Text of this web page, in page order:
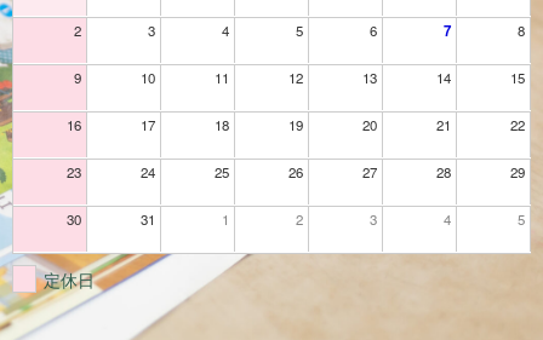
2 3 4 5 6 7 8
9 10 11 12 13 14 15
16 17 18 19 20 21 22
23 24 25 26 27 28 29
30 31 1 2 3 4 5
定休日